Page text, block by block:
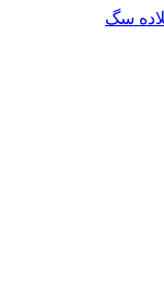
سگ